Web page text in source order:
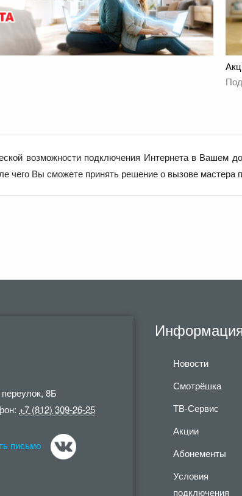
возможности подключения Интернета в Вашем
чего Вы сможете принять решение о вызове мастера
8Б
+7 (812) 309-26-25
письмо
Новости
Смотрёшка
ТВ-Сервис
Акции
Абонементы
Условия
подключения